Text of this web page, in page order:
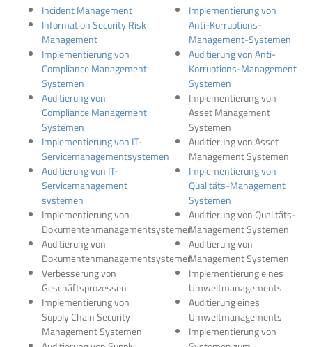
Incident Management
Information Security Risk
Management
Implementierung von
Compliance Management
Systemen
Auditierung von
Compliance Management
Systemen
Implementierung von IT-
Servicemanagementsystemen
Auditierung von IT-
Servicemanagement
systemen
Implementierung von
Dokumentenmanagementsystemen
Auditierung von
Dokumentenmanagementsystemen
Verbesserung von
Geschäftsprozessen
Implementierung von
Supply Chain Security
Management Systemen
Implementierung von
Anti-Korruptions-
Management-Systemen
Auditierung von Anti-
Korruptions-Management
Systemen
Implementierung von
Asset Management
Systemen
Auditierung von Asset
Management Systemen
Implementierung von
Qualitäts-Management
Systemen
Auditierung von Qualitäts-
Management Systemen
Auditierung von
Management Systemen
Implementierung eines
Umweltmanagements
Auditierung eines
Umweltmanagements
Implementierung von